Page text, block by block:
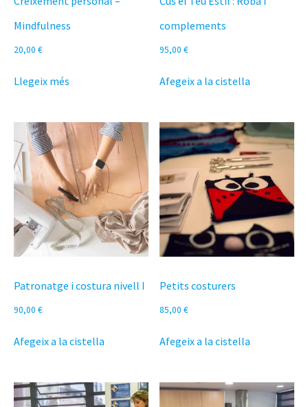
Mindfulness
20,00 €
Llegeix més
complements
95,00€
Afegeix a la cistella
Patronatge i costura nivell I
90,00 €
Afegeix a la cistella
Petits costurers
85,00€
Afegeix a la cistella